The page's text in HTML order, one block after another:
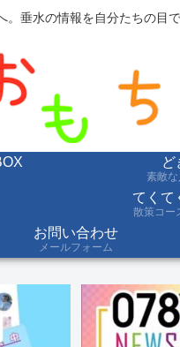
。垂水の情報を自分たちの目
ど
素敵
てくて
散策コー
お問い合わせ
メールフォーム